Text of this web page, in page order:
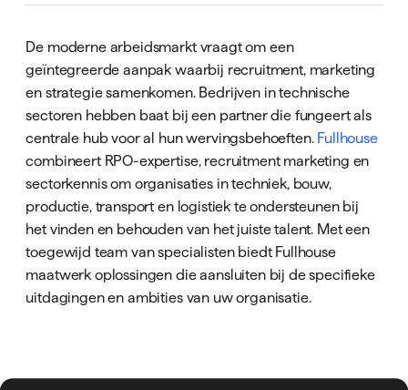
De moderne arbeidsmarkt vraagt om een
geïntegreerde aanpak waarbij recruitment, marketing
en strategie samenkomen. Bedrijven in technische
sectoren hebben baat bij een partner die fungeert als
centrale hub voor al hun wervingsbehoeften. Fullhouse
combineert RPO-expertise, recruitment marketing en
sectorkennis om organisaties in techniek, bouw,
productie, transport en logistiek te ondersteunen bij
het vinden en behouden van het juiste talent. Met een
toegewijd team van specialisten biedt Fullhouse
maatwerk oplossingen die aansluiten bij de specifieke
uitdagingen en ambities van uw organisatie.